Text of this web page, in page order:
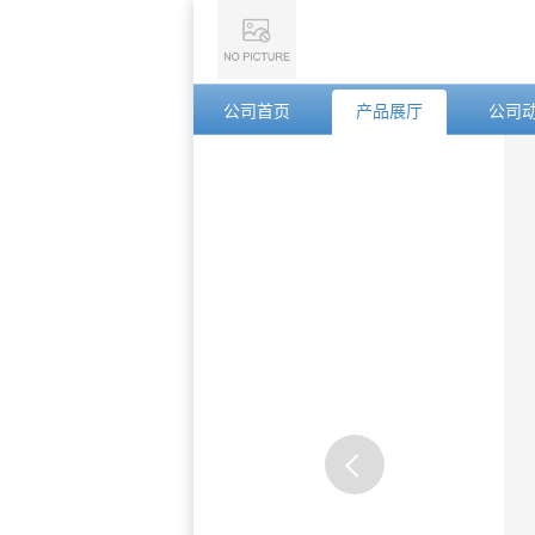
公司首页 产品展厅 公司